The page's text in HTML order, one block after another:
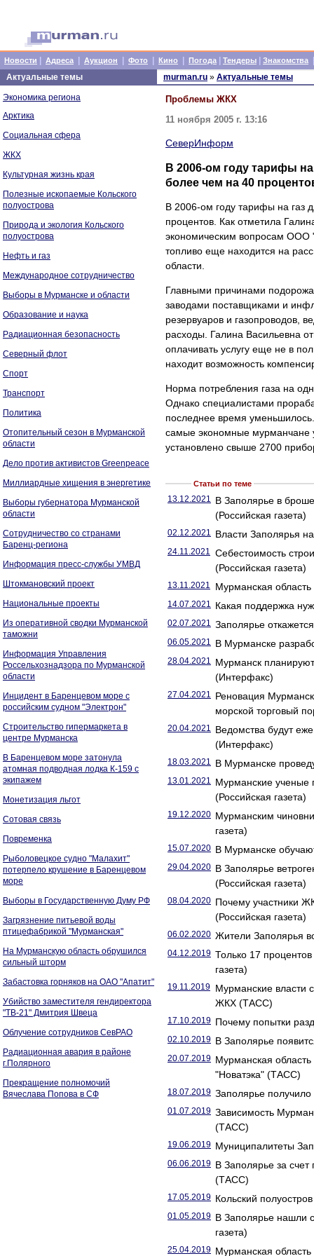
Новости Адреса Аукцион Фото Кино Погода Тендеры Знакомства
Актуальные темы
Экономика региона
Арктика
Социальная сфера
ЖКХ
Культурная жизнь края
Полезные ископаемые Кольского
полуострова
Природа и экология Кольского
полуострова
Нефть и газ
Международное сотрудничество
Выборы в Мурманске и области
Образование и наука
Радиационная безопасность
Северный флот
Спорт
Транспорт
Политика
Отопительный сезон в Мурманской
области
Дело против активистов Greenpeace
Миллиардные хищения в энергетике
Выборы губернатора Мурманской
области
Сотрудничество со странами
Баренц-региона
Информация пресс-службы УМВД
Штокмановский проект
Национальные проекты
Из оперативной сводки Мурманской
таможни
Информация Управления
Россельхознадзора по Мурманской
области
Инцидент в Баренцевом море с
российским судном "Электрон"
Строительство гипермаркета в
центре Мурманска
В Баренцевом море затонула
атомная подводная лодка К-159 с
экипажем
Монетизация льгот
Сотовая связь
Повременка
Рыболовецкое судно "Малахит"
потерпело крушение в Баренцевом
море
Выборы в Государственную Думу РФ
Загрязнение питьевой воды
птицефабрикой "Мурманская"
На Мурманскую область обрушился
сильный шторм
Забастовка горняков на ОАО "Апатит"
Убийство заместителя гендиректора
"ТВ-21" Дмитрия Швеца
Облучение сотрудников СевРАО
Радиационная авария в районе
г.Полярного
Прекращение полномочий
Вячеслава Попова в СФ
murman.ru » Актуальные темы
Проблемы ЖКХ
11 ноября 2005 г. 13:16
СеверИнформ
В 2006-ом году тарифы
более чем на 40
В 2006-ом году тарифы на газ
процентов. Как отметила
экономическим вопросам ООО
топливо еще находится на
области.
Главными причинами
заводами поставщиками и
резервуаров и газопроводов,
расходы. Галина Васильевна
оплачивать услугу еще не в
находит возможность
Норма потребления газа на
Однако специалистами
последнее время
самые экономные мурманчане
установлено свыше 2700
Статьи по теме
13.12.2021 В Заполярье в
(Российская газета)
02.12.2021 Власти Заполярья
24.11.2021 Себестоимость
(Российская газета)
13.11.2021 Мурманская
14.07.2021 Какая поддержка
02.07.2021 Заполярье
06.05.2021 В Мурманске
28.04.2021 Мурманск
(Интерфакс)
27.04.2021 Реновация
морской торговый
20.04.2021 Ведомства будут
(Интерфакс)
18.03.2021 В Мурманске
13.01.2021 Мурманские ученые
(Российская газета)
19.12.2020 Мурманским
газета)
15.07.2020 В Мурманске
29.04.2020 В Заполярье
(Российская газета)
08.04.2020 Почему участники
(Российская газета)
06.02.2020 Жители Заполярья
04.12.2019 Только 17
газета)
19.11.2019 Мурманские власти
ЖКХ (ТАСС)
17.10.2019 Почему попытки
02.10.2019 В Заполярье
20.07.2019 Мурманская область
"Новатэка" (ТАСС)
18.07.2019 Заполярье
01.07.2019 Зависимость
(ТАСС)
19.06.2019 Муниципалитеты
06.06.2019 В Заполярье за
(ТАСС)
17.05.2019 Кольский
01.05.2019 В Заполярье нашли
газета)
25.04.2019 Мурманская